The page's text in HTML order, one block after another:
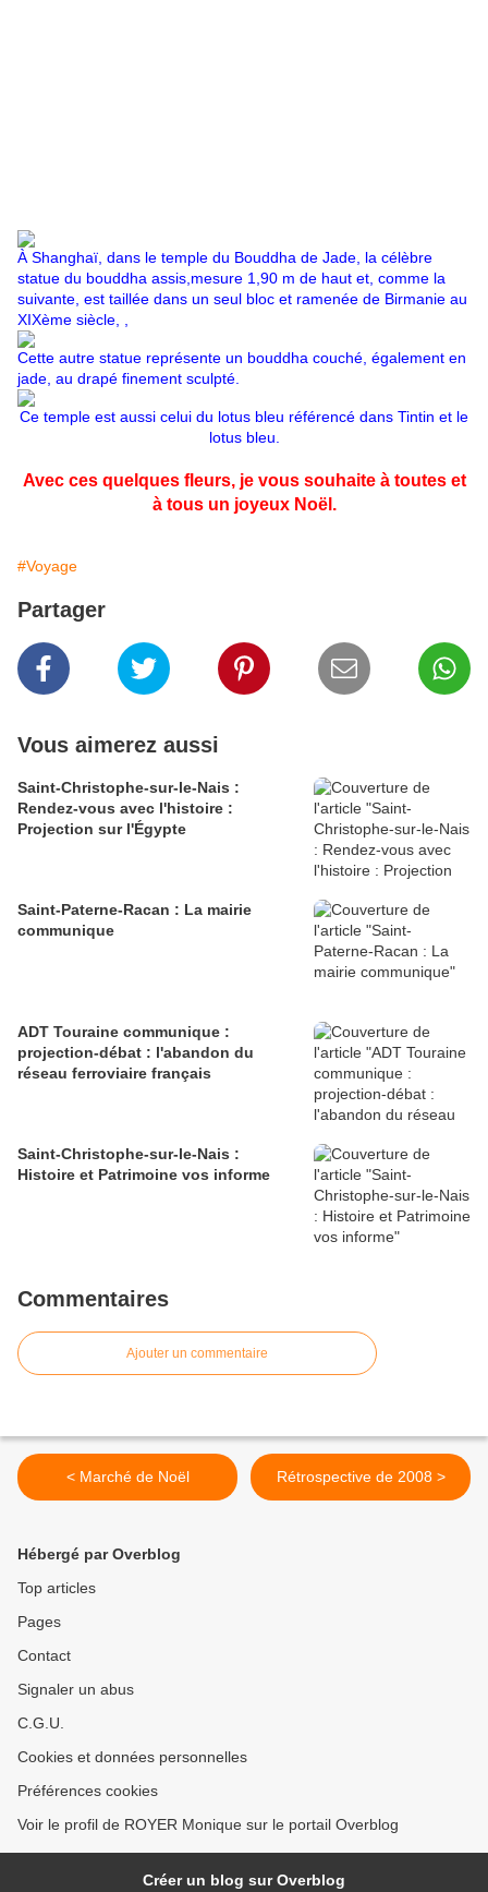
À Shanghaï, dans le temple du Bouddha de Jade, la célèbre
statue du bouddha assis,mesure 1,90 m de haut et, comme la
suivante, est taillée dans un seul bloc et ramenée de Birmanie au
XIXème siècle, ,
Cette autre statue représente un bouddha couché, également en
jade, au drapé finement sculpté.
Ce temple est aussi celui du lotus bleu référencé dans Tintin et le
lotus bleu.
Avec ces quelques fleurs, je vous souhaite à toutes et
à tous un joyeux Noël.
#Voyage
Partager
Vous aimerez aussi
Saint-Christophe-sur-le-Nais :
Rendez-vous avec l'histoire :
Projection sur l'Égypte
Saint-Paterne-Racan : La mairie
communique
ADT Touraine communique :
projection-débat : l'abandon du
réseau ferroviaire français
Saint-Christophe-sur-le-Nais :
Histoire et Patrimoine vos informe
Commentaires
Ajouter un commentaire
< Marché de Noël Rétrospective de 2008 >
Hébergé par Overblog
Top articles
Pages
Contact
Signaler un abus
C.G.U.
Cookies et données personnelles
Préférences cookies
Voir le profil de ROYER Monique sur le portail Overblog
Créer un blog sur Overblog